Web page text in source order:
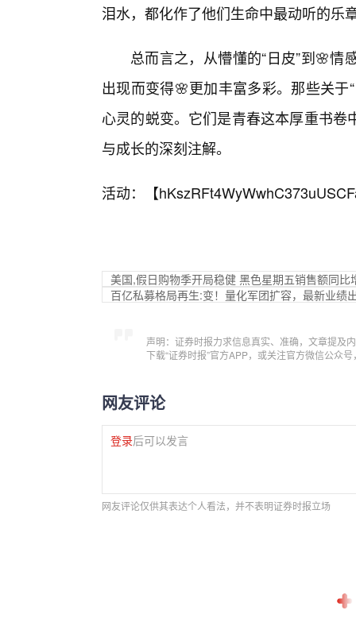
泪水，都化作了他们生命中最动听的乐
总而言之，从懵懂的“日皮”到🌸
出现而变得🌸更加丰富多彩。那些关
心灵的蜕变。它们是青春这本厚重书
与成长的深刻注解。
活动：【
美国,假日购物季开局稳健 黑色星期五销售额同比
百亿私募格局再生:变！量化军团扩容，最新业绩
声明：证券时报力求信息真实、准确，文章提及
下载“证券时报”官方APP，或关注官方微信公众
网友评论
登录后可以发言
网友评论仅供其表达个人看法，并不表明证券时报立场